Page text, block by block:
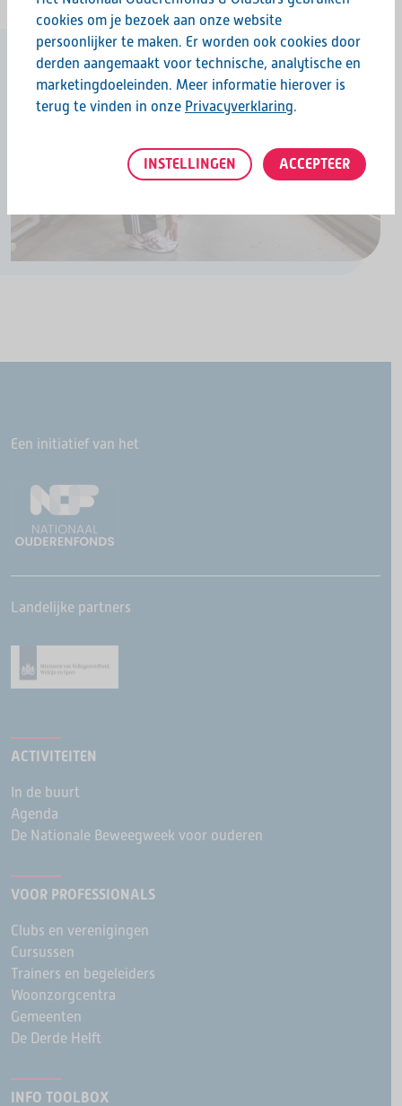
cookies om je bezoek aan onze website
persoonlijker te maken. Er worden ook cookies door
derden aangemaakt voor technische, analytische en
marketingdoeleinden. Meer informatie hierover is
terug te vinden in onze Privacyverklaring.
INSTELLINGEN ACCEPTEER
Een initiatief van het
Landelijke partners
ACTIVITEITEN
In de buurt
Agenda
De Nationale Beweegweek voor ouderen
VOOR PROFESSIONALS
Clubs en verenigingen
Cursussen
Trainers en begeleiders
Woonzorgcentra
Gemeenten
De Derde Helft
INFO TOOLBOX